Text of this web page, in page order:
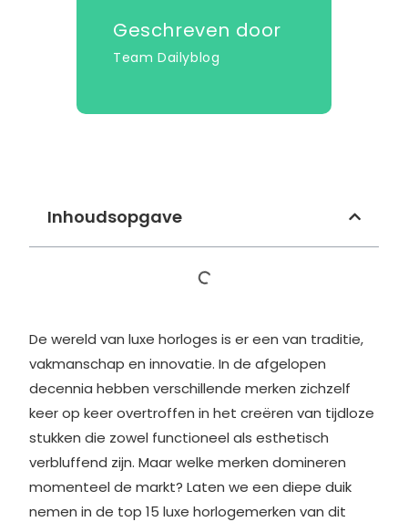
Geschreven door
Team Dailyblog
Inhoudsopgave
De wereld van luxe horloges is er een van traditie,
vakmanschap en innovatie. In de afgelopen
decennia hebben verschillende merken zichzelf
keer op keer overtroffen in het creëren van tijdloze
stukken die zowel functioneel als esthetisch
verbluffend zijn. Maar welke merken domineren
momenteel de markt? Laten we een diepe duik
nemen in de top 15 luxe horlogemerken van dit